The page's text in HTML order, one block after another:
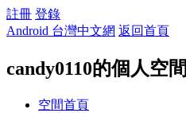
註冊 登錄
Android 台灣中文網 返回首頁
candy0110的個人空間
空間首頁